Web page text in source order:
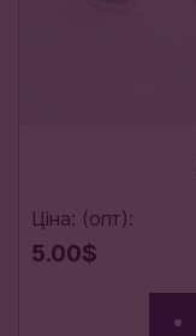
Ціна: (опт):
5.00$